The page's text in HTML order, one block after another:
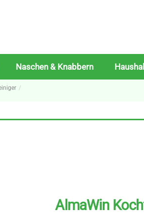
Naschen & Knabbern
AlmaWin